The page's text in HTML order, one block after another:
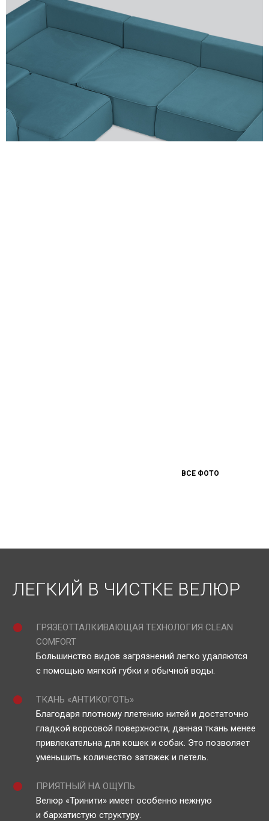
ВСЕ ФОТО
ЛЕГКИЙ В ЧИСТКЕ ВЕЛЮР
ГРЯЗЕОТТАЛКИВАЮЩАЯ ТЕХНОЛОГИЯ CLEAN
COMFORT
Большинство видов загрязнений легко удаляются
с помощью мягкой губки и обычной воды.
ТКАНЬ «АНТИКОГОТЬ»
Благодаря плотному плетению нитей и достаточно
гладкой ворсовой поверхности, данная ткань менее
привлекательна для кошек и собак. Это позволяет
уменьшить количество затяжек и петель.
ПРИЯТНЫЙ НА ОЩУПЬ
Велюр «Тринити» имеет особенно нежную
и бархатистую структуру.